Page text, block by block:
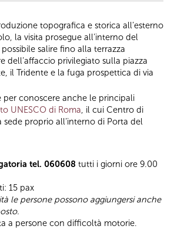
topografica e storica all’esterno
la visita prosegue all’interno del
salire fino alla terrazza
dell’affaccio privilegiato sulla piazza
il Tridente e la fuga prospettica di via
per conoscere anche le principali
UNESCO di Roma, il cui Centro di
proprio all’interno di Porta del
tel. 060608 tutti i giorni ore 9.00
15 pax
le persone possono aggiungersi anche
a persone con difficoltà motorie.